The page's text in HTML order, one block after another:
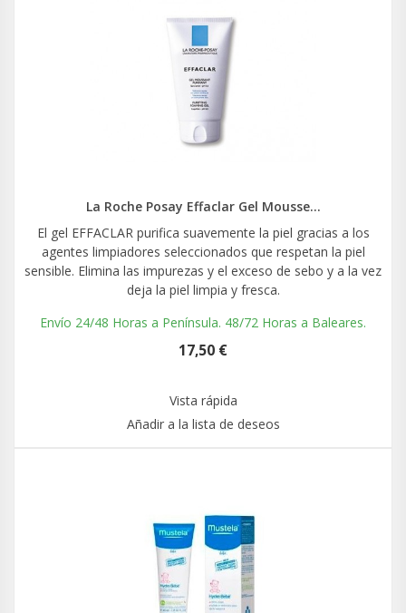
La Roche Posay Effaclar Gel Mousse...
El gel EFFACLAR purifica suavemente la piel gracias a los
agentes limpiadores seleccionados que respetan la piel
sensible. Elimina las impurezas y el exceso de sebo y a la vez
deja la piel limpia y fresca.
Envío 24/48 Horas a Península. 48/72 Horas a Baleares.
17,50 €
Vista rápida
Añadir a la lista de deseos